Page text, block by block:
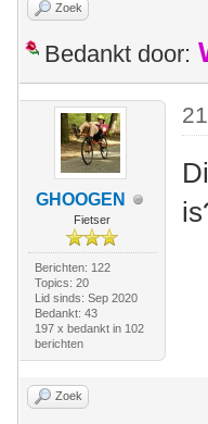
Zoek
Bedankt door:
GHOOGEN
Fietser
Berichten: 122
Topics: 20
Lid sinds: Sep 2020
Bedankt: 43
197 x bedankt in 102
berichten
Zoek